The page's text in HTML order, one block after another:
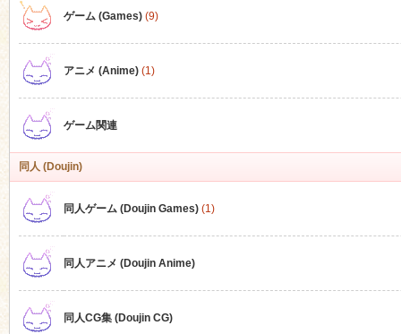
ゲーム (Games)(9)
アニメ (Anime)(1)
ゲーム関連
同人 (Doujin)
同人ゲーム (Doujin Games)(1)
同人アニメ (Doujin Anime)
同人CG集 (Doujin CG)